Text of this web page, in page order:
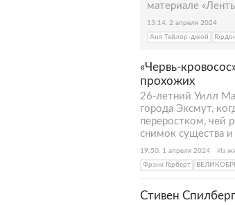
материале
13:14, 2 апреля 2024
Аня Тейлор-джой
«Червь-
прохожих
26-летний Уилл
города Эксмут,
переростком, чей
снимок существа
19:50, 1 апреля 2024
Из
Фрэнк Герберт
Стивен